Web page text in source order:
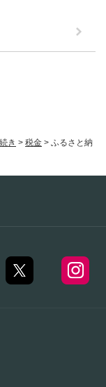
き > 税金 > ふるさと納